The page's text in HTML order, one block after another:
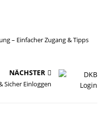
– Einfacher Zugang & Tipps
NÄCHSTER
Sicher Einloggen